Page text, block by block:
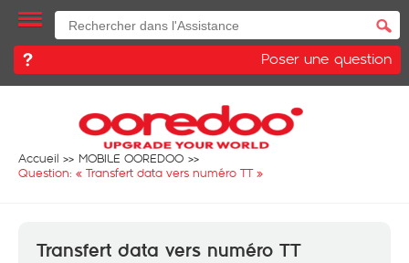
Poser une question
Accueil
MOBILE OOREDOO
Question: « Transfert data vers numéro TT»
Transfert data vers numéro TT